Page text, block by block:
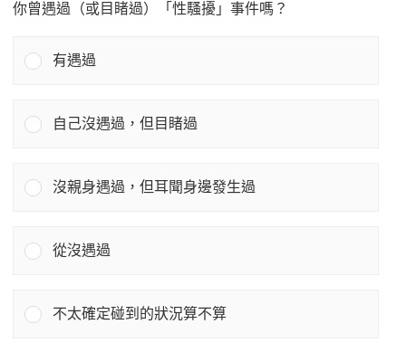
你曾遇過（或目睹過）「性騷擾」事件嗎？
有遇過
自己沒遇過，但目睹過
沒親身遇過，但耳聞身邊發生過
從沒遇過
不太確定碰到的狀況算不算